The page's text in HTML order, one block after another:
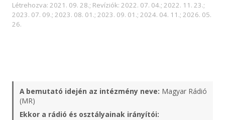
Létrehozva: 2021. 09. 28.; Revíziók: 2022. 07. 04.; 2022. 11. 23.;
2023. 07. 09.; 2023. 08. 01.; 2023. 09. 01.; 2024. 04. 11.; 2026. 05.
26.
A bemutató idején az intézmény neve: Magyar Rádió
(MR)
Ekkor a rádió és osztályainak irányítói: